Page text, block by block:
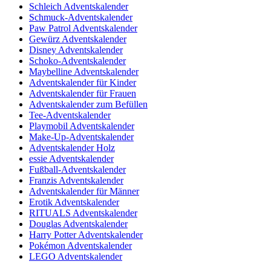
Schleich Adventskalender
Schmuck-Adventskalender
Paw Patrol Adventskalender
Gewürz Adventskalender
Disney Adventskalender
Schoko-Adventskalender
Maybelline Adventskalender
Adventskalender für Kinder
Adventskalender für Frauen
Adventskalender zum Befüllen
Tee-Adventskalender
Playmobil Adventskalender
Make-Up-Adventskalender
Adventskalender Holz
essie Adventskalender
Fußball-Adventskalender
Franzis Adventskalender
Adventskalender für Männer
Erotik Adventskalender
RITUALS Adventskalender
Douglas Adventskalender
Harry Potter Adventskalender
Pokémon Adventskalender
LEGO Adventskalender